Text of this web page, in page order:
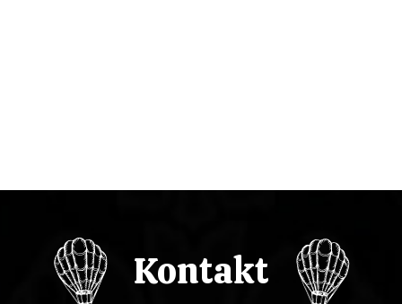
i
Kontakt